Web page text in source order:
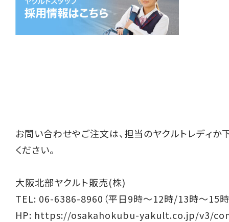
お問い合わせやご注文は、担当のヤクルトレディか
ください。
大阪北部ヤクルト販売(株)
TEL: 06-6386-8960（平日9時～12時/13時～15時
HP: https://osakahokubu-yakult.co.jp/v3/